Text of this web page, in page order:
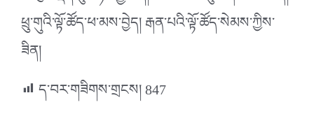
ཕྲུ་གུའི་ལྟོ་ཚོད་ཕ་མས་བྱེད། རྒན་པའི་ལྟོ་ཚོད་སེམས་ཀྱིས་
ཟིན།
ད་བར་གཟིགས་གྲངས།847